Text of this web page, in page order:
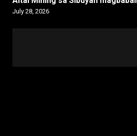
July 28, 2026